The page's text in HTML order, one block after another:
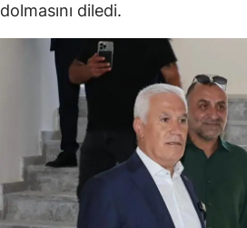
Uşak
Van
dolmasını diledi.